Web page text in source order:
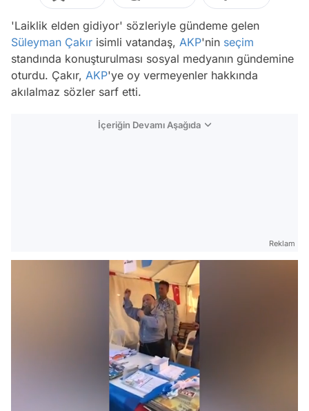
'Laiklik elden gidiyor' sözleriyle gündeme gelen
Süleyman Çakır isimli vatandaş, AKP'nin seçim
standında konuşturulması sosyal medyanın gündemine
oturdu. Çakır, AKP'ye oy vermeyenler hakkında
akılalmaz sözler sarf etti.
İçeriğin Devamı Aşağıda
Reklam